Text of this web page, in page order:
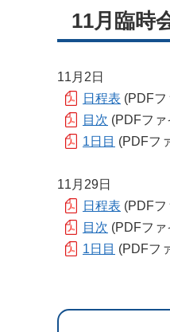
11月臨時
11月2日
日程表 (PDFフ
目次 (PDFフ
1日目 (PDFフ
11月29日
日程表 (PDFフ
目次 (PDFフ
1日目 (PDFフ